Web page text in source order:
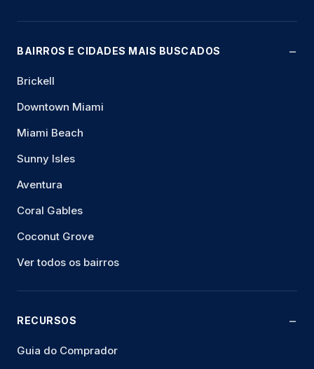
BAIRROS E CIDADES MAIS BUSCADOS
Brickell
Downtown Miami
Miami Beach
Sunny Isles
Aventura
Coral Gables
Coconut Grove
Ver todos os bairros
RECURSOS
Guia do Comprador